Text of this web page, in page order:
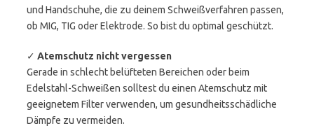
und Handschuhe, die zu deinem Schweißverfahren passen,
ob MIG, TIG oder Elektrode. So bist du optimal geschützt.
✓ Atemschutz nicht vergessen
Gerade in schlecht belüfteten Bereichen oder beim
Edelstahl-Schweißen solltest du einen Atemschutz mit
geeignetem Filter verwenden, um gesundheitsschädliche
Dämpfe zu vermeiden.